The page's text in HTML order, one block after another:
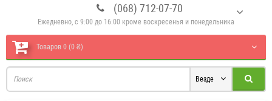
(068) 712-07-70
Ежедневно, с 9:00 до 16:00 кроме воскресенья и понедельника
Товаров 0 (0 ₴)
Везде